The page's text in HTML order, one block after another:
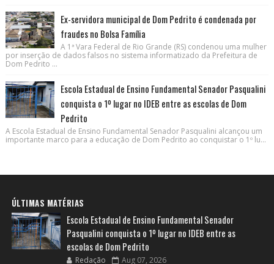
Ex-servidora municipal de Dom Pedrito é condenada por
fraudes no Bolsa Família
A 1ª Vara Federal de Rio Grande (RS) condenou uma mulher
por inserção de dados falsos no sistema informatizado da Prefeitura de
Dom Pedrito ...
Escola Estadual de Ensino Fundamental Senador Pasqualini
conquista o 1º lugar no IDEB entre as escolas de Dom
Pedrito
A Escola Estadual de Ensino Fundamental Senador Pasqualini alcançou um
importante marco para a educação de Dom Pedrito ao conquistar o 1º lu...
ÚLTIMAS MATÉRIAS
Escola Estadual de Ensino Fundamental Senador
Pasqualini conquista o 1º lugar no IDEB entre as
escolas de Dom Pedrito
Redação Aug 07, 2026